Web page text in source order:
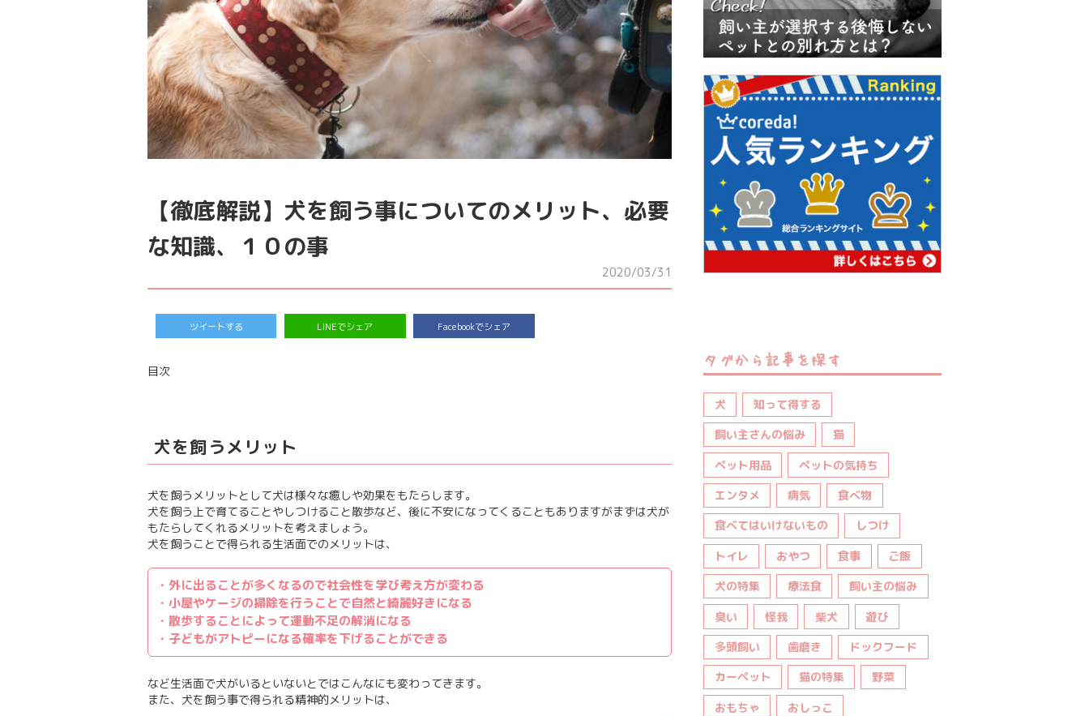
【徹底解説】犬を飼う事についてのメリット、必要
な知識、１０の事
2020/03/31
ツイートする LINEでシェア Facebookでシェア
目次
犬を飼うメリット
犬を飼うメリットとして犬は様々な癒しや効果をもたらします。
犬を飼う上で育てることやしつけること散歩など、後に不安になってくることもありますがまずは犬が
もたらしてくれるメリットを考えましょう。
犬を飼うことで得られる生活面でのメリットは、
・外に出ることが多くなるので社会性を学び考え方が変わる
・小屋やケージの掃除を行うことで自然と綺麗好きになる
・散歩することによって運動不足の解消になる
・子どもがアトピーになる確率を下げることができる
など生活面で犬がいるといないとではこんなにも変わってきます。
また、犬を飼う事で得られる精神的メリットは、
タグから記事を探す
犬
知って得する
飼い主さんの悩み
猫
ペット用品
ペットの気持ち
エンタメ
病気
食べ物
食べてはいけないもの
しつけ
トイレ
おやつ 食事
ご飯
犬の特集
療法食
飼い主の悩み
臭い
怪我 柴犬
遊び
多頭飼い
歯磨き
ドックフード
カーペット
猫の特集
野菜
おもちゃ
おしっこ